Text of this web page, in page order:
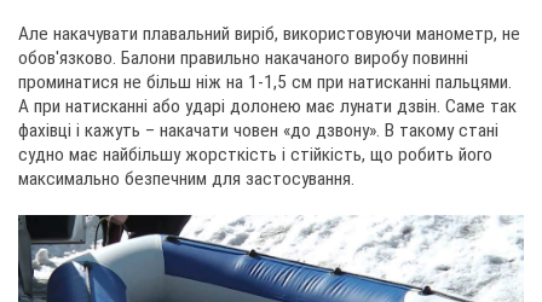
Але накачувати плавальний виріб, використовуючи манометр, не
обов'язково. Балони правильно накачаного виробу повинні
проминатися не більш ніж на 1-1,5 см при натисканні пальцями.
А при натисканні або ударі долонею має лунати дзвін. Саме так
фахівці і кажуть – накачати човен «до дзвону». В такому стані
судно має найбільшу жорсткість і стійкість, що робить його
максимально безпечним для застосування.